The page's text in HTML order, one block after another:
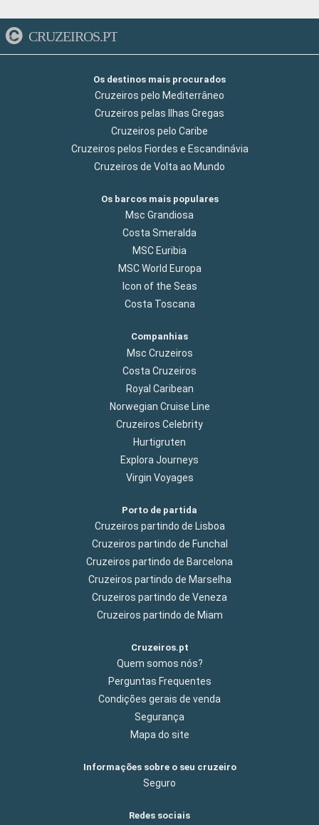
CRUZEIROS.PT
Os destinos mais procurados
Cruzeiros pelo Mediterrâneo
Cruzeiros pelas Ilhas Gregas
Cruzeiros pelo Caribe
Cruzeiros pelos Fiordes e Escandinávia
Cruzeiros de Volta ao Mundo
Os barcos mais populares
Msc Grandiosa
Costa Smeralda
MSC Euribia
MSC World Europa
Icon of the Seas
Costa Toscana
Companhias
Msc Cruzeiros
Costa Cruzeiros
Royal Caribean
Norwegian Cruise Line
Cruzeiros Celebrity
Hurtigruten
Explora Journeys
Virgin Voyages
Porto de partida
Cruzeiros partindo de Lisboa
Cruzeiros partindo de Funchal
Cruzeiros partindo de Barcelona
Cruzeiros partindo de Marselha
Cruzeiros partindo de Veneza
Cruzeiros partindo de Miam
Cruzeiros.pt
Quem somos nós?
Perguntas Frequentes
Condições gerais de venda
Segurança
Mapa do site
Informações sobre o seu cruzeiro
Seguro
Redes sociais